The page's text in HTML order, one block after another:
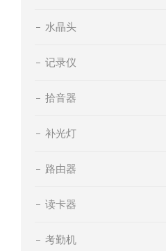
水晶头
记录仪
拾音器
补光灯
路由器
读卡器
考勤机